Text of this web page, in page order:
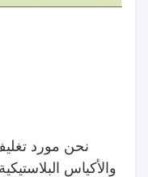
نحن مورد
والأكياس